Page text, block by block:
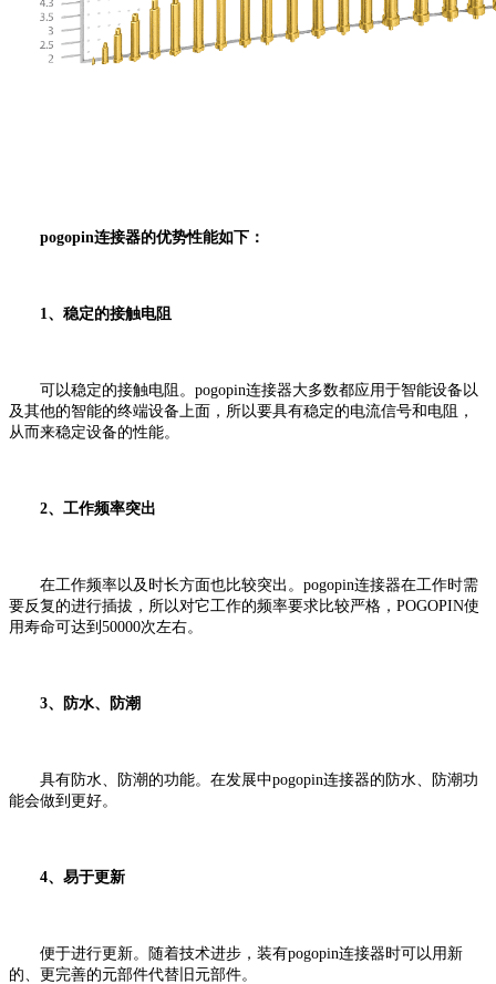
pogopin连接器的优势性能如下：
1、稳定的接触电阻
可以稳定的接触电阻。pogopin连接器大多数都应用于智能设备以
及其他的智能的终端设备上面，所以要具有稳定的电流信号和电阻，
从而来稳定设备的性能。
2、工作频率突出
在工作频率以及时长方面也比较突出。pogopin连接器在工作时需
要反复的进行插拔，所以对它工作的频率要求比较严格，POGOPIN使
用寿命可达到50000次左右。
3、防水、防潮
具有防水、防潮的功能。在发展中pogopin连接器的防水、防潮功
能会做到更好。
4、易于更新
便于进行更新。随着技术进步，装有pogopin连接器时可以用新
的、更完善的元部件代替旧元部件。